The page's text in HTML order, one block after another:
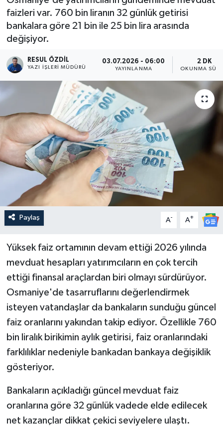
faizleri var. 760 bin liranın 32 günlük getirisi
bankalara göre 21 bin ile 25 bin lira arasında
değişiyor.
RESUL ÖZDIL
YAZI İŞLERI MÜDÜRÜ
03.07.2026 - 06:00
YAYINLANMA
2 DK
OKUNMA
Paylaş A- A+
Yüksek faiz ortamının devam ettiği 2026 yılında
mevduat hesapları yatırımcıların en çok tercih
ettiği finansal araçlardan biri olmayı sürdürüyor.
Osmaniye'de tasarruflarını değerlendirmek
isteyen vatandaşlar da bankaların sunduğu güncel
faiz oranlarını yakından takip ediyor. Özellikle 760
bin liralık birikimin aylık getirisi, faiz oranlarındaki
farklılıklar nedeniyle bankadan bankaya değişiklik
gösteriyor.
Bankaların açıkladığı güncel mevduat faiz
oranlarına göre 32 günlük vadede elde edilecek
net kazançlar dikkat çekici seviyelere ulaştı.